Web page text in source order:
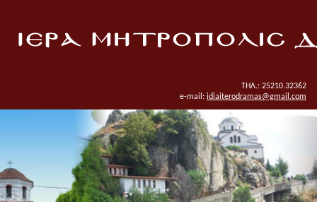
ΤΗΛ.: 25210.32362
e-mail: idiaiterodramas@gmail.com